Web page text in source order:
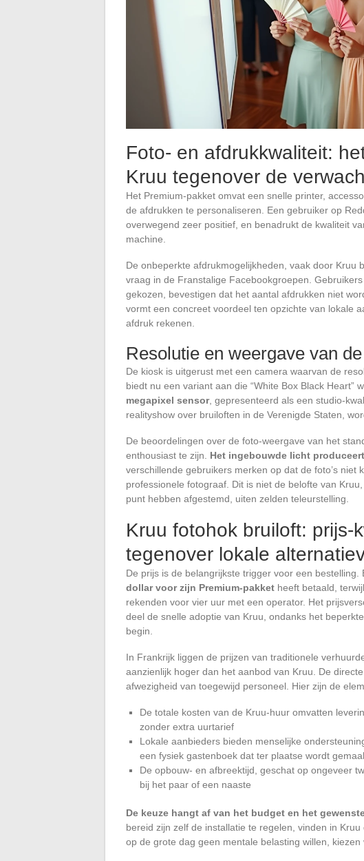
Foto- en afdrukkwaliteit:
Kruu tegenover de
Het Premium-pakket omvat een snelle printer,
de afdrukken te personaliseren. Een gebruiker op
overwegend zeer positief, en benadrukt de kwaliteit
machine.
De onbeperkte afdrukmogelijkheden, vaak door Kruu
vraag in de Franstalige Facebookgroepen.
gekozen, bevestigen dat het aantal afdrukken niet
vormt een concreet voordeel ten opzichte van lokale
afdruk rekenen.
Resolutie en weergave van de
De kiosk is uitgerust met een camera waarvan de
biedt nu een variant aan die “White Box Black Heart”
megapixel sensor, gepresenteerd als een studio-
realityshow over bruiloften in de Verenigde Staten,
De beoordelingen over de foto-weergave van het
enthousiast te zijn. Het ingebouwde licht
verschillende gebruikers merken op dat de foto’s niet
professionele fotograaf. Dit is niet de belofte van
punt hebben afgestemd, uiten zelden teleurstelling.
Kruu fotohok bruiloft: prijs-
tegenover lokale
De prijs is de belangrijkste trigger voor een
dollar voor zijn Premium-pakket heeft betaald,
rekenden voor vier uur met een operator. Het
deel de snelle adoptie van Kruu, ondanks het
begin.
In Frankrijk liggen de prijzen van traditionele
aanzienlijk hoger dan het aanbod van Kruu. De
afwezigheid van toegewijd personeel. Hier zijn de
De totale kosten van de Kruu-huur omvatten
zonder extra uurtarief
Lokale aanbieders bieden menselijke
een fysiek gastenboek dat ter plaatse wordt
De opbouw- en afbreektijd, geschat op ongeveer
bij het paar of een naaste
De keuze hangt af van het budget en het
bereid zijn zelf de installatie te regelen, vinden in
op de grote dag geen mentale belasting willen,